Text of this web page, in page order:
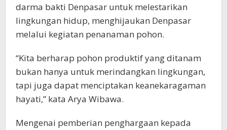
darma bakti Denpasar untuk melestarikan
lingkungan hidup, menghijaukan Denpasar
melalui kegiatan penanaman pohon.
“Kita berharap pohon produktif yang ditanam
bukan hanya untuk merindangkan lingkungan,
tapi juga dapat menciptakan keanekaragaman
hayati,” kata Arya Wibawa.
Mengenai pemberian penghargaan kepada